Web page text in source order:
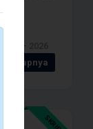
- 2026